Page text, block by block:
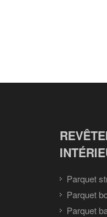
Parquet
Parquet
Parquet